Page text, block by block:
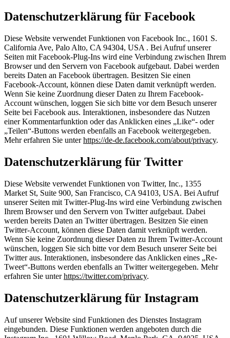
Datenschutzerklärung für Facebook
Diese Website verwendet Funktionen von Facebook Inc., 1601 S.
California Ave, Palo Alto, CA 94304, USA . Bei Aufruf unserer
Seiten mit Facebook-Plug-Ins wird eine Verbindung zwischen Ihrem
Browser und den Servern von Facebook aufgebaut. Dabei werden
bereits Daten an Facebook übertragen. Besitzen Sie einen
Facebook-Account, können diese Daten damit verknüpft werden.
Wenn Sie keine Zuordnung dieser Daten zu Ihrem Facebook-
Account wünschen, loggen Sie sich bitte vor dem Besuch unserer
Seite bei Facebook aus. Interaktionen, insbesondere das Nutzen
einer Kommentarfunktion oder das Anklicken eines „Like“- oder
„Teilen“-Buttons werden ebenfalls an Facebook weitergegeben.
Mehr erfahren Sie unterhttps://de-de.facebook.com/about/privacy.
Datenschutzerklärung für Twitter
Diese Website verwendet Funktionen von Twitter, Inc., 1355
Market St, Suite 900, San Francisco, CA 94103, USA. Bei Aufruf
unserer Seiten mit Twitter-Plug-Ins wird eine Verbindung zwischen
Ihrem Browser und den Servern von Twitter aufgebaut. Dabei
werden bereits Daten an Twitter übertragen. Besitzen Sie einen
Twitter-Account, können diese Daten damit verknüpft werden.
Wenn Sie keine Zuordnung dieser Daten zu Ihrem Twitter-Account
wünschen, loggen Sie sich bitte vor dem Besuch unserer Seite bei
Twitter aus. Interaktionen, insbesondere das Anklicken eines „Re-
Tweet“-Buttons werden ebenfalls an Twitter weitergegeben. Mehr
erfahren Sie unterhttps://twitter.com/privacy.
Datenschutzerklärung für Instagram
Auf unserer Website sind Funktionen des Dienstes Instagram
eingebunden. Diese Funktionen werden angeboten durch die